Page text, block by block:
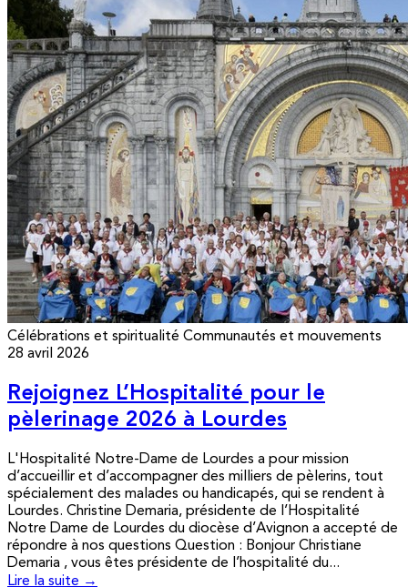
Célébrations et spiritualité Communautés et mouvements
28 avril 2026
Rejoignez L’Hospitalité pour le
pèlerinage 2026 à Lourdes
L'Hospitalité Notre-Dame de Lourdes a pour mission
d’accueillir et d’accompagner des milliers de pèlerins, tout
spécialement des malades ou handicapés, qui se rendent à
Lourdes. Christine Demaria, présidente de l’Hospitalité
Notre Dame de Lourdes du diocèse d’Avignon a accepté de
répondre à nos questions Question : Bonjour Christiane
Demaria , vous êtes présidente de l’hospitalité du...
Lire la suite →